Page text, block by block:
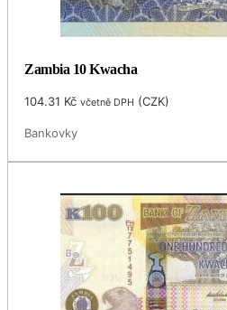
Zambia 10 Kwacha
104.31 Kč včetně DPH (CZK)
Bankovky